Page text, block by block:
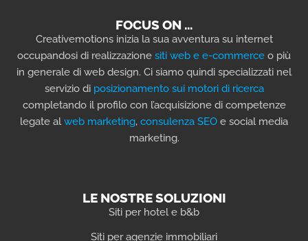
FOCUS ON …
Creativemotions inizia la sua avventura su internet
occupandosi di realizzazione siti web e e-commerce o più
in generale di web design. Ci siamo quindi specializzati nel
servizio di posizionamento sui motori di ricerca
completando il profilo con l’acquisizione di competenze
legate alweb marketing, consulenza SEO e social media
marketing.
LE NOSTRE SOLUZIONI
Siti per hotel e b&b
Siti per agenzie immobiliari